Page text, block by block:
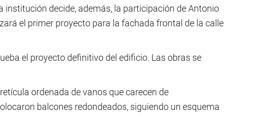
institución decide, además, la participación de Antonio
el primer proyecto para la fachada frontal de la calle
el proyecto definitivo del edificio. Las obras se
ordenada de vanos que carecen de
balcones redondeados, siguiendo un esquema